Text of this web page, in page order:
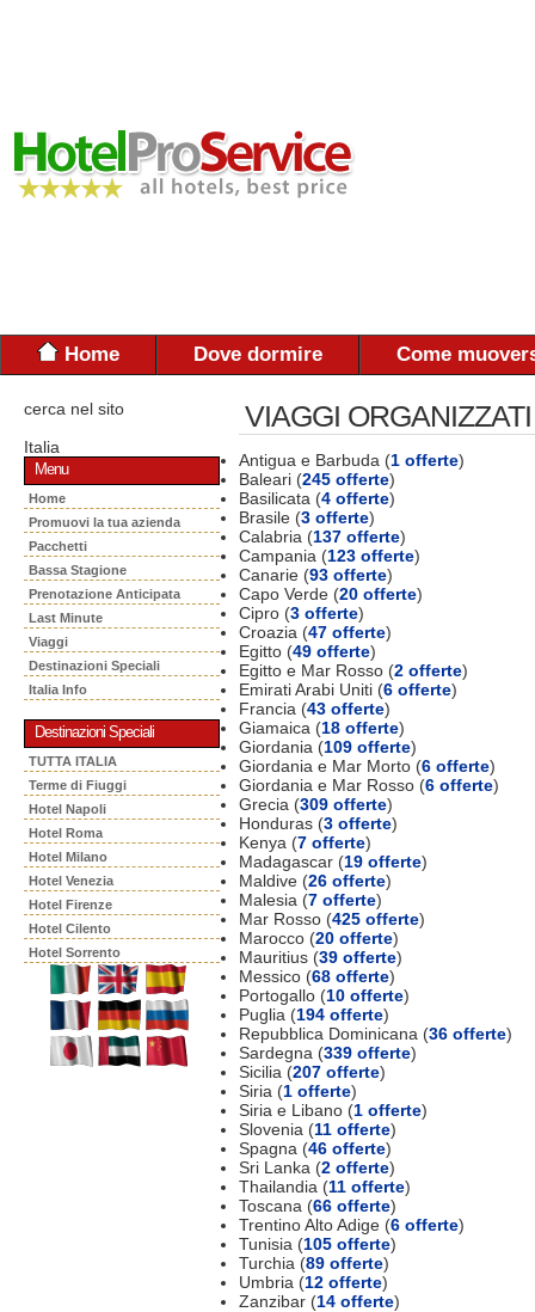
Home Dove dormire Come
cerca nel sito
Italia
Menu
Home
Promuovi la tua azienda
Pacchetti
Bassa Stagione
Prenotazione Anticipata
Last Minute
Viaggi
Destinazioni Speciali
Italia Info
Destinazioni Speciali
TUTTA ITALIA
Terme di Fiuggi
Hotel Napoli
Hotel Roma
Hotel Milano
Hotel Venezia
Hotel Firenze
Hotel Cilento
Hotel Sorrento
VIAGGI ORGANIZZATI
Antigua e Barbuda (1 offerte)
Baleari (245 offerte)
Basilicata (4 offerte)
Brasile (3 offerte)
Calabria (137 offerte)
Campania (123 offerte)
Canarie (93 offerte)
Capo Verde (20 offerte)
Cipro (3 offerte)
Croazia (47 offerte)
Egitto (49 offerte)
Egitto e Mar Rosso (2 offerte)
Emirati Arabi Uniti (6 offerte)
Francia (43 offerte)
Giamaica (18 offerte)
Giordania (109 offerte)
Giordania e Mar Morto (6 offerte)
Giordania e Mar Rosso (6 offerte)
Grecia (309 offerte)
Honduras (3 offerte)
Kenya (7 offerte)
Madagascar (19 offerte)
Maldive (26 offerte)
Malesia (7 offerte)
Mar Rosso (425 offerte)
Marocco (20 offerte)
Mauritius (39 offerte)
Messico (68 offerte)
Portogallo (10 offerte)
Puglia (194 offerte)
Repubblica Dominicana (36 offerte)
Sardegna (339 offerte)
Sicilia (207 offerte)
Siria (1 offerte)
Siria e Libano (1 offerte)
Slovenia (11 offerte)
Spagna (46 offerte)
Sri Lanka (2 offerte)
Thailandia (11 offerte)
Toscana (66 offerte)
Trentino Alto Adige (6 offerte)
Tunisia (105 offerte)
Turchia (89 offerte)
Umbria (12 offerte)
Zanzibar (14 offerte)